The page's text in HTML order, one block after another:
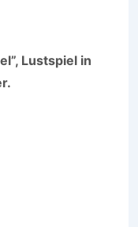
Lustspiel in